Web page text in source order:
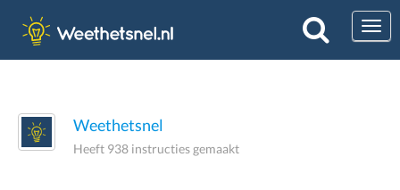
Weethetsnel
Heeft 938 instructies gemaakt